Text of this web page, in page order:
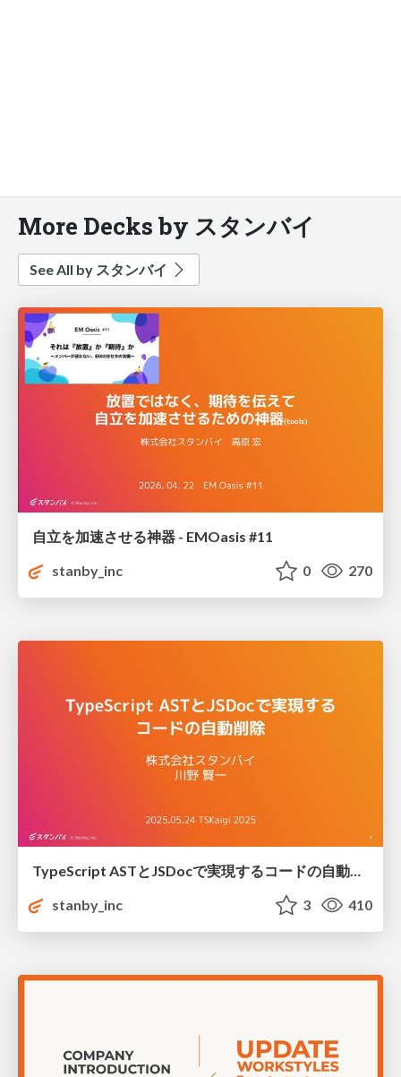
More Decks by スタンバイ
See All by スタンバイ
自立を加速させる神器 - EMOasis #11
stanby_inc
0 270
stanby_inc
3 410